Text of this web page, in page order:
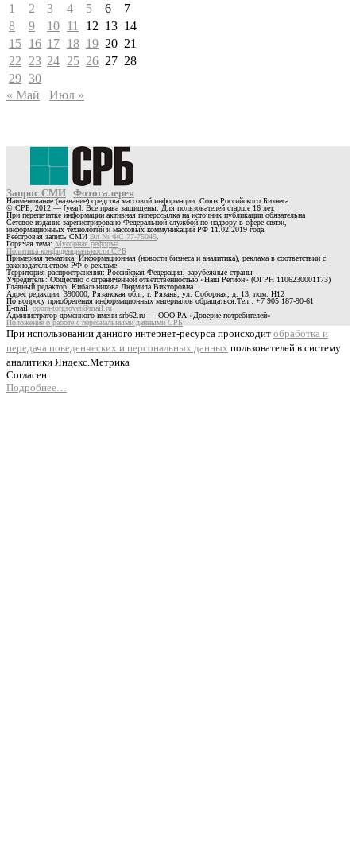
1
2 3 4 5 6
7
8
9 10 11 12 13 14
15 16 17 18 19 20 21
22
23 24 25 26 27 28
29 30
« Май
Июл »
Запрос СМИ Фотогалерея
Наименование (название) средства массовой информации: Союз Российского Бизнеса
© СРБ, 2012 — [year]. Все права защищены. Для пользователей старше 16 лет.
При перепечатке информации активная гиперссылка на источник публикации обязательна
Сетевое издание зарегистрировано Федеральной службой по надзору в сфере связи,
информационных технологий и массовых коммуникаций РФ 11.02.2019 года.
Реестровая запись СМИ Эл № ФС 77-75045
Горячая тема: Мусорная реформа
Политика конфиденциальности СРБ
Примерная тематика: Информационная (новости бизнеса и аналитика), реклама в соответствии с
законодательством РФ о рекламе
Территория распространения: Российская Федерация, зарубежные страны
Учредитель: Общество с ограниченной ответственностью «Наш Регион» (ОГРН 1106230001173)
Главный редактор: Кибальникова Людмила Викторовна
Адрес редакции: 390000, Рязанская обл., г. Рязань, ул. Соборная, д. 13, пом. Н12
По вопросу приобретения информационных материалов обращаться:Тел.: +7 905 187-90-61
E-mail:opora-torgsovet@mail.ru
Администратор доменного имени srb62.ru — ООО РА «Доверие потребителей»
Положение о работе с персональными данными СРБ
При использовании данного интернет-ресурса происходит обработка и
передача поведенческих и персональных данных пользователей в систему
аналитики Яндекс.Метрика
Согласен
Подробнее…